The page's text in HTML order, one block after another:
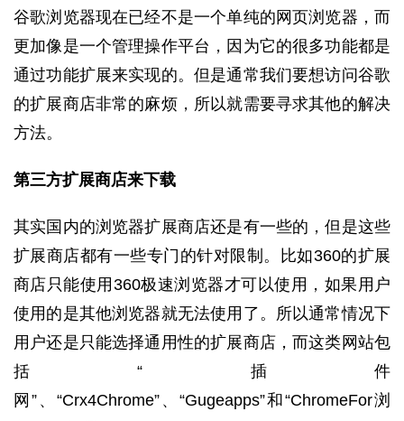
谷歌浏览器现在已经不是一个单纯的网页浏览器，而
更加像是一个管理操作平台，因为它的很多功能都是
通过功能扩展来实现的。但是通常我们要想访问谷歌
的扩展商店非常的麻烦，所以就需要寻求其他的解决
方法。
第三方扩展商店来下载
其实国内的浏览器扩展商店还是有一些的，但是这些
扩展商店都有一些专门的针对限制。比如360的扩展
商店只能使用360极速浏览器才可以使用，如果用户
使用的是其他浏览器就无法使用了。所以通常情况下
用户还是只能选择通用性的扩展商店，而这类网站包
括“插件
网”、“Crx4Chrome”、“Gugeapps”和“ChromeFor浏